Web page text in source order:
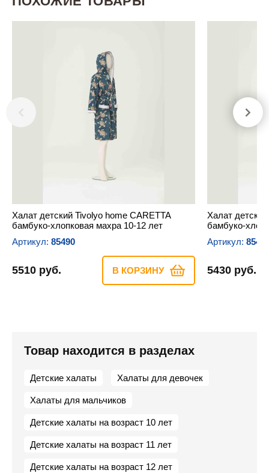
Халат детский Tivolyo home CARETTA
бамбуко-хлопковая махра 10-12 лет
Артикул: 85490
5510 руб. В КОРЗИНУ
Халат
бамбуко-
Артикул:
5430 руб.
Товар находится в разделах
Детские халаты Халаты для девочек
Халаты для мальчиков
Детские халаты на возраст 10 лет
Детские халаты на возраст 11 лет
Детские халаты на возраст 12 лет